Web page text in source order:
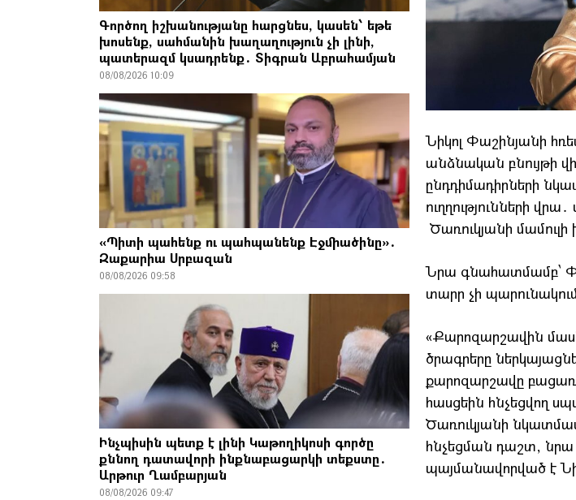
Գործող իշխանությանը հարցնես, կասեն՝ եթե
խոսենք, սահմանին խաղաղություն չի լինի,
պատերազմ կսադրենք․ Տիգրան Աբրահամյան
08/08/2026 10:09
«Պիտի պահենք ու պահպանենք Էջմիածինը»․
Զաքարիա Սրբազան
08/08/2026 09:58
Ինչպիսին պետք է լինի Կաթողիկոսի գործը
քննող դատավորի ինքնաբացարկի տեքստը․
Արթուր Ղամբարյան
08/08/2026 09:47
Նիկոլ Փաշինյանի
անձնական բնույթի
ընդդիմադիրների
ուղղությունների
Ծառուկյանի
Նրա գնահատմամբ՝
տարր չի
«Քարոզարշավին
ծրագրերը
քարոզարշավը
հասցեին հնչեցվող
Ծառուկյանի
հնչեցման դաշտ, նրա
պայմանավորված է